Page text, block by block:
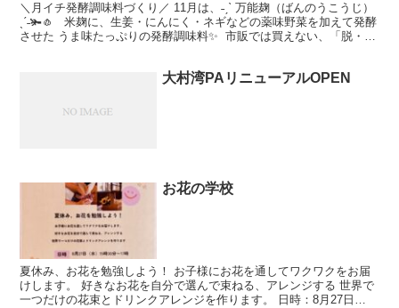
＼月イチ発酵調味料づくり／ 11月は、˗ˏˋ 万能麹（ばんのうこうじ）
ˎˊ˗🫚🧄 ⁡ ⁡ 米麹に、生姜・にんにく・ネギなどの薬味野菜を加えて発酵
させた うま味たっぷりの発酵調味料✨ ⁡ 市販では買えない、「脱・中
大村湾PAリニューアルOPEN
お花の学校
夏休み、お花を勉強しよう！ お子様にお花を通してワクワクをお届
けします。 好きなお花を自分で選んで束ねる、アレンジする 世界で
一つだけの花束とドリンクアレンジを作ります。 日時：8月27日